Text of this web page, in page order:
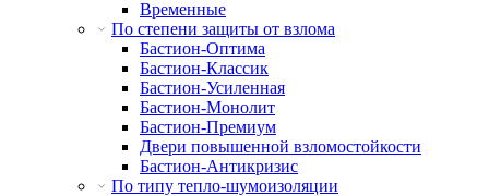
Временные
По степени защиты от взлома
Бастион-Оптима
Бастион-Классик
Бастион-Усиленная
Бастион-Монолит
Бастион-Премиум
Двери повышенной взломостойкости
Бастион-Антикризис
По типу тепло-шумоизоляции